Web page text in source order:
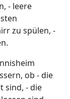
- leere
zu spülen, -
ob - die
sind, - die